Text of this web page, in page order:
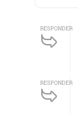
RESPONDER
RESPONDER